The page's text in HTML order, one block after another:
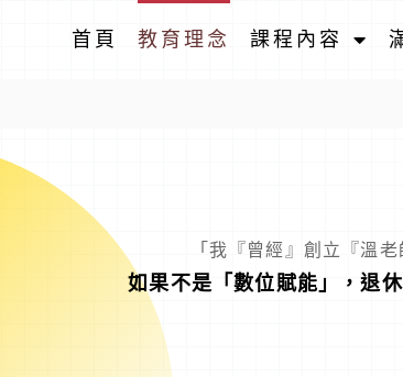
首頁 教育理念 課程內容
「我『曾經』創立『溫
如果不是「數位賦能」，退